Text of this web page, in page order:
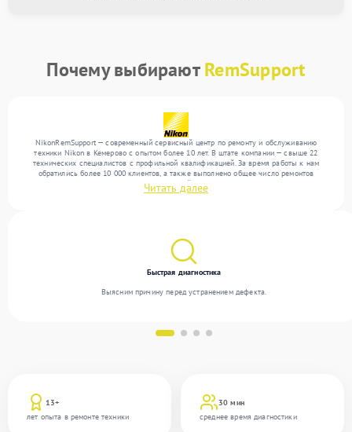
Почему выбираютRemSupport
NikonRemSupport — современный сервисный центр по ремонту и обслуживанию
техники Nikon в Кемерово с опытом более 10 лет. В штате компании — свыше 22
технических специалистов с профильной квалификацией. За время работы к нам
обратились более 10 000 клиентов, а также выполнено общее число ремонтов
превысило 12 000. Ежемесячно в сервисный центр поступает свыше 300 единиц
техники, включая , , . Мы выполняем ремонт различного уровня сложности и
Читать далее
13+
лет опыта в ремонте техники
30 мин
среднее время диагностики
Быстрая диагностика
Выясним причину перед устранением дефекта.